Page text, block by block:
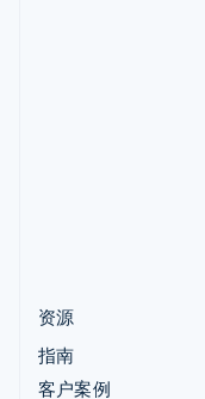
资源
指南
客户案例